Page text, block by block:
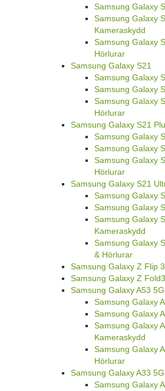
Samsung Galaxy
Samsung Galaxy
Kameraskydd
Samsung Galaxy
Hörlurar
Samsung Galaxy S21
Samsung Galaxy
Samsung Galaxy
Samsung Galaxy
Hörlurar
Samsung Galaxy S21
Samsung Galaxy
Samsung Galaxy
Samsung Galaxy
Hörlurar
Samsung Galaxy S21
Samsung Galaxy
Samsung Galaxy
Samsung Galaxy
Kameraskydd
Samsung Galaxy
& Hörlurar
Samsung Galaxy Z Flip 3
Samsung Galaxy Z Fold3
Samsung Galaxy A53 5G
Samsung Galaxy
Samsung Galaxy
Samsung Galaxy
Kameraskydd
Samsung Galaxy
Hörlurar
Samsung Galaxy A33 5G
Samsung Galaxy